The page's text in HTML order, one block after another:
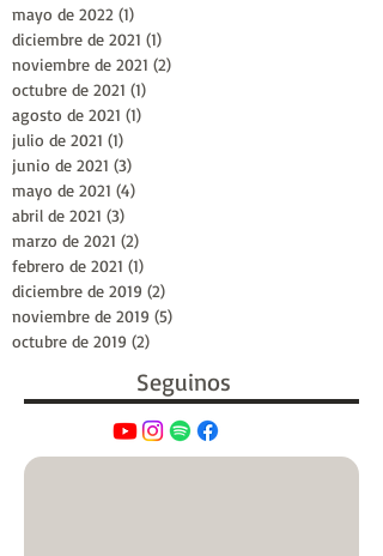
mayo de 2022 (1)
diciembre de 2021 (1)
noviembre de 2021 (2)
octubre de 2021 (1)
agosto de 2021 (1)
julio de 2021 (1)
junio de 2021 (3)
mayo de 2021 (4)
abril de 2021 (3)
marzo de 2021 (2)
febrero de 2021 (1)
diciembre de 2019 (2)
noviembre de 2019 (5)
octubre de 2019 (2)
Seguinos